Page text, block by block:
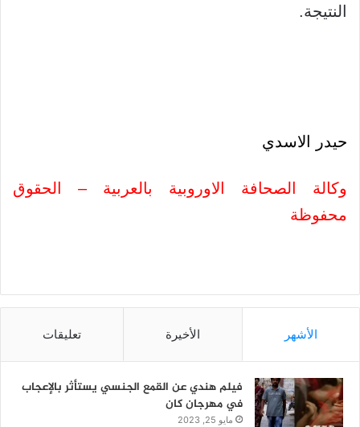
النتيجة.
حيدر الاسدي
وكالة الصحافة الاوروبية بالعربية – الحقوق
محفوظة
الأشهر الأخيرة تعليقات
فيلم هندي عن القمع الجنسي يستأثر بالإعجاب
في مهرجان كان
مايو 25, 2023